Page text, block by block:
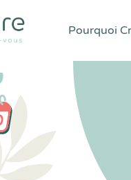
Pourquoi